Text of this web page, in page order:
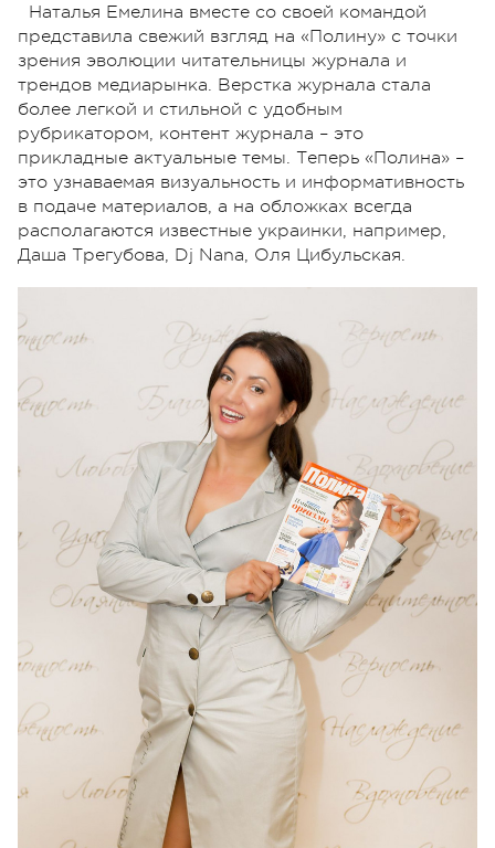
Наталья Емелина вместе со своей командой
представила свежий взгляд на «Полину» с точки
зрения эволюции читательницы журнала и
трендов медиарынка. Верстка журнала стала
более легкой и стильной с удобным
рубрикатором, контент журнала – это
прикладные актуальные темы. Теперь «Полина» –
это узнаваемая визуальность и информативность
в подаче материалов, а на обложках всегда
располагаются известные украинки, например,
Даша Трегубова, Dj Nana, Оля Цибульская.